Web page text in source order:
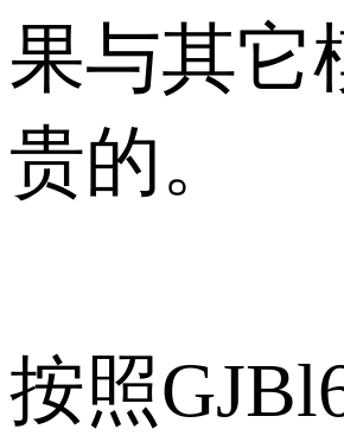
果与其它
贵的。
按照